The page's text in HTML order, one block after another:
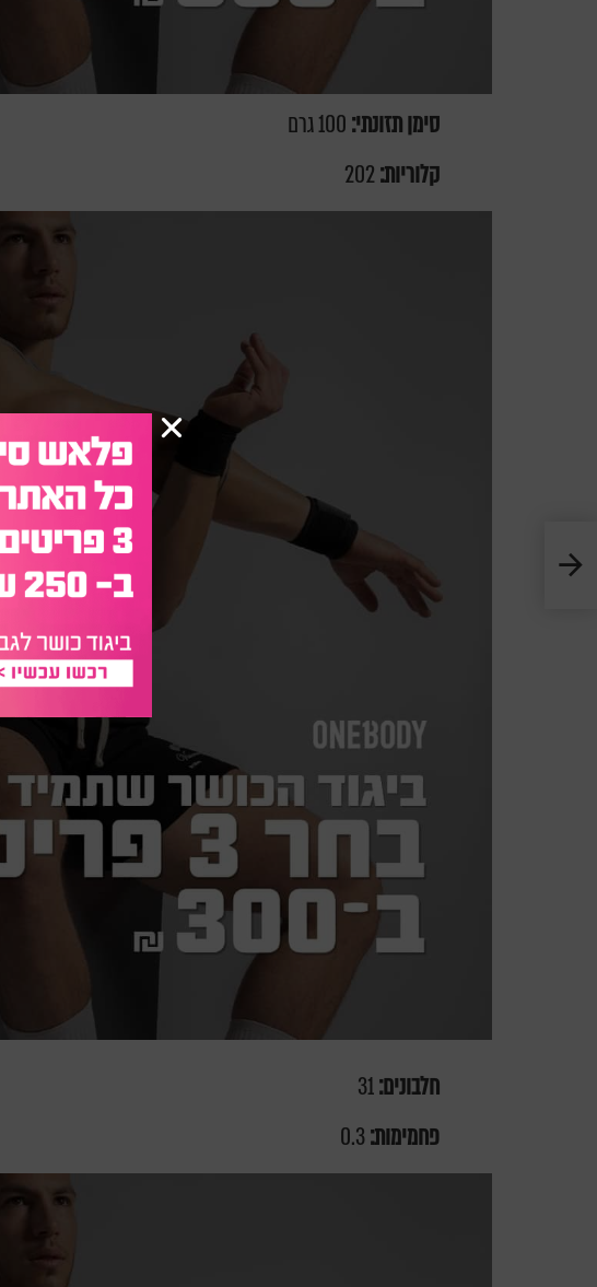
סימן תזונתי:100 גרם
קלוריות:
חלבונים:
פחמימות: